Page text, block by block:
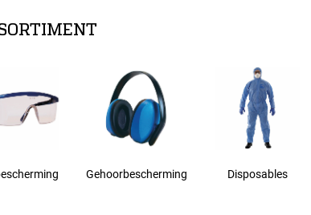
Gehoorbescherming Disposables